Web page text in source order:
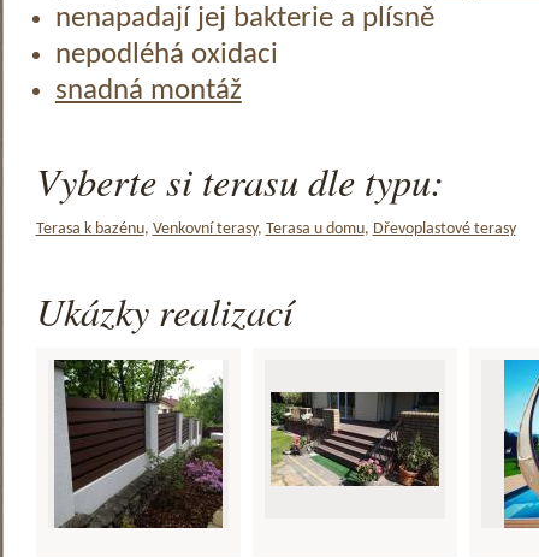
nenapadají jej bakterie a plísně
nepodléhá oxidaci
snadná montáž
Vyberte si terasu dle typu:
Terasa k bazénu, Venkovní terasy, Terasa u domu, Dřevoplastové terasy
Ukázky realizací